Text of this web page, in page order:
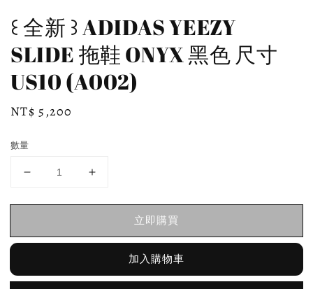
꒰ 全新 ꒱ ADIDAS YEEZY
SLIDE 拖鞋 ONYX 黑色 尺寸
US10 (A002)
Regular
NT$ 5,200
數量
立即購買
加入購物車